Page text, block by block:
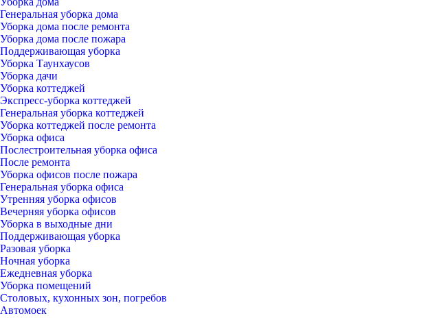
Генеральная уборка дома
Уборка дома после ремонта
Уборка дома после пожара
Поддерживающая уборка
Уборка Таунхаусов
Уборка дачи
Уборка коттеджей
Экспресс-уборка коттеджей
Генеральная уборка коттеджей
Уборка коттеджей после ремонта
Уборка офиса
Послестроительная уборка офиса
После ремонта
Уборка офисов после пожара
Генеральная уборка офиса
Утренняя уборка офисов
Вечерняя уборка офисов
Уборка в выходные дни
Поддерживающая уборка
Разовая уборка
Ночная уборка
Ежедневная уборка
Уборка помещений
Столовых, кухонных зон, погребов
Автомоек